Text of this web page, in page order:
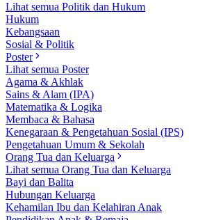
Lihat semua Politik dan Hukum
Hukum
Kebangsaan
Sosial & Politik
Poster
Lihat semua Poster
Agama & Akhlak
Sains & Alam (IPA)
Matematika & Logika
Membaca & Bahasa
Kenegaraan & Pengetahuan Sosial (IPS)
Pengetahuan Umum & Sekolah
Orang Tua dan Keluarga
Lihat semua Orang Tua dan Keluarga
Bayi dan Balita
Hubungan Keluarga
Kehamilan Ibu dan Kelahiran Anak